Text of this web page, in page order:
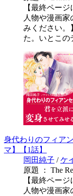
【最終ペー
人物や漫画
みください。
た。いとこ
身代わりのフィア
マ】【1話】
岡田純子 /ケ
原題 ： The
【最終ペー
人物や漫画